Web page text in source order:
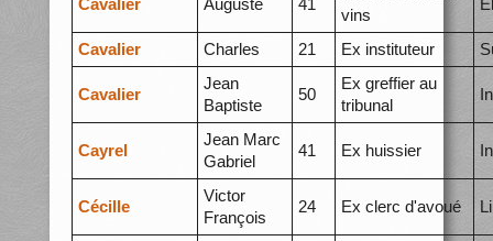
Cavalier Auguste 41
vins
Cavalier Charles 21 Ex instituteur
Cavalier
Jean
Baptiste
50
Ex greffier au
tribunal
Cayrel
Jean Marc
Gabriel
41 Ex huissier
Cécille
Victor
François
24 Ex clerc d'avoué